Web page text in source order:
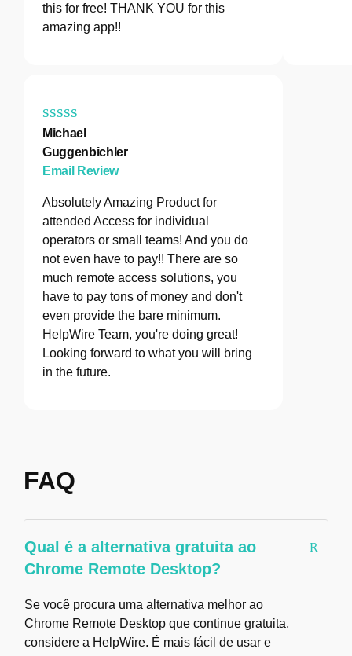
this for free! THANK YOU for this
amazing app!!
Michael
Guggenbichler
Email Review
Absolutely Amazing Product for
attended Access for individual
operators or small teams! And you do
not even have to pay!! There are so
much remote access solutions, you
have to pay tons of money and don't
even provide the bare minimum.
HelpWire Team, you're doing great!
Looking forward to what you will bring
in the future.
FAQ
Qual é a alternativa gratuita ao
Chrome Remote Desktop?
Se você procura uma alternativa melhor ao
Chrome Remote Desktop que continue gratuita,
considere a HelpWire. É mais fácil de usar e